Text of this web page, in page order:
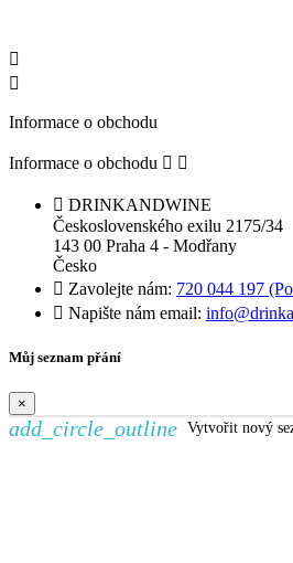


Informace o obchodu
Informace o obchodu  
 DRINKANDWINE
Československého exilu 2175/34
143 00 Praha 4 - Modřany
Česko
 Zavolejte nám: 720 044 197
 Napište nám email:
Můj seznam přání
×
add_circle_outline Vytvořit nový